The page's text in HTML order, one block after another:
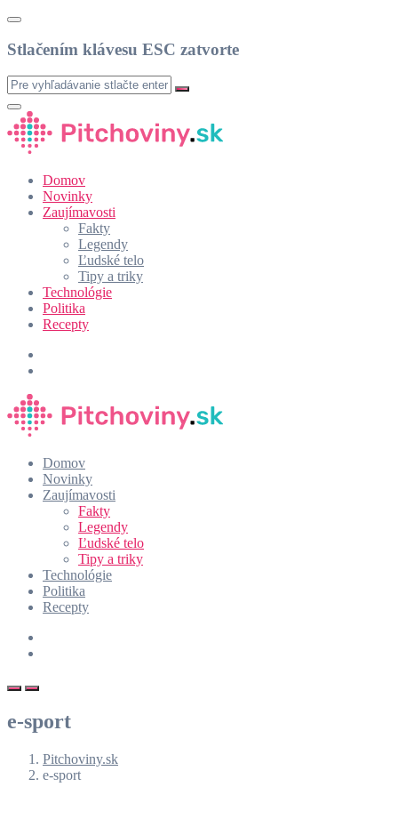
Stlačením klávesu ESC zatvorte
Domov
Novinky
Zaujímavosti
Fakty
Legendy
Ľudské telo
Tipy a triky
Technológie
Politika
Recepty
Domov
Novinky
Zaujímavosti
Fakty
Legendy
Ľudské telo
Tipy a triky
Technológie
Politika
Recepty
e-sport
Pitchoviny.sk
e-sport